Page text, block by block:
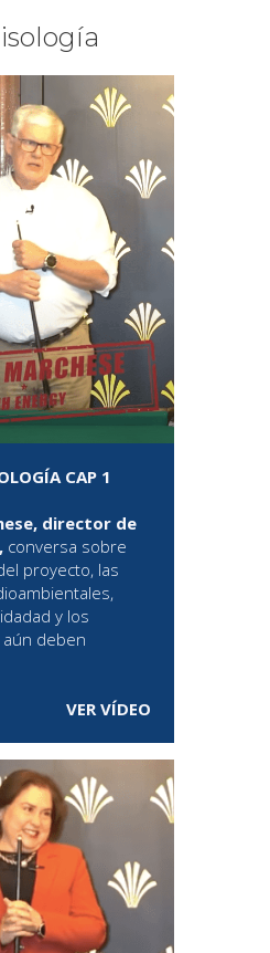
CAP 1
director de
conversa sobre
proyecto, las
y los
deben
VER VÍDEO